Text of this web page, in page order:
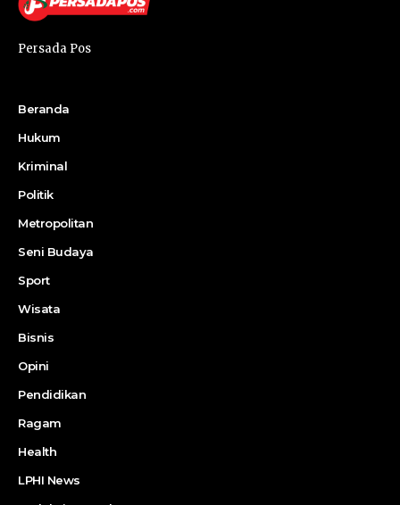
Persada Pos
Beranda
Hukum
Kriminal
Politik
Metropolitan
Seni Budaya
Sport
Wisata
Bisnis
Opini
Pendidikan
Ragam
Health
LPHI News